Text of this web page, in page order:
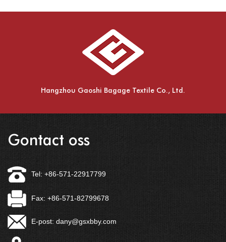
Hangzhou Gaoshi Bagage Textile Co., Ltd.
Gontact oss
Tel: +86-571-22917799
Fax: +86-571-82799678
E-post: dany@gsxbby.com